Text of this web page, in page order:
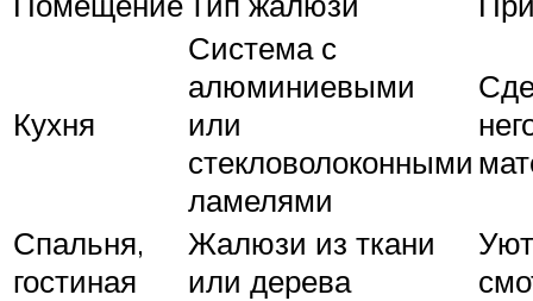
Кухня
Система с
алюминиевыми
или
стекловолоконными
ламелями
Спальня,
гостиная
Жалюзи из ткани
или дерева